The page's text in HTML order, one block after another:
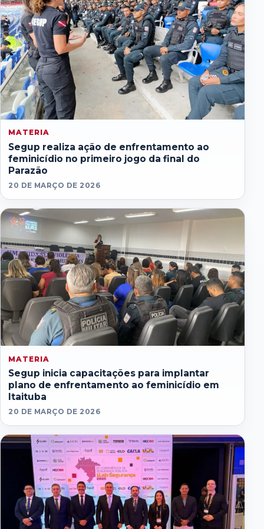
MATERIA
Segup realiza ação de enfrentamento ao
feminicídio no primeiro jogo da final do
Parazão
20 DE MARÇO DE 2026
MATERIA
Segup inicia capacitações para implantar
plano de enfrentamento ao feminicídio em
Itaituba
20 DE MARÇO DE 2026